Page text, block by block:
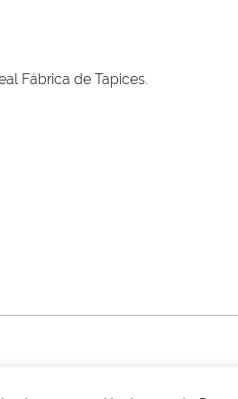
Fábrica de Tapices.